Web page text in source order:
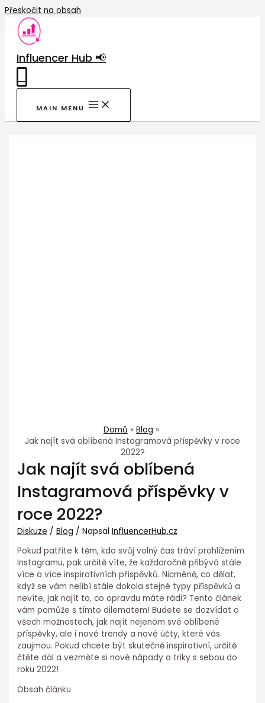
Přeskočit na obsah
Influencer Hub 📢
MAIN MENU
Domů
Blog
Jak najít svá oblíbená Instagramová příspěvky v roce
2022?
Jak najít svá oblíbená
Instagramová příspěvky v
roce 2022?
Diskuze /Blog / NapsalInfluencerHub.cz
Pokud patříte k těm, kdo svůj volný čas tráví prohlížením
Instagramu, pak určitě víte, že každoročně přibývá stále
více a více inspirativních příspěvků. Nicméně, co dělat,
když se vám nelíbí stále dokola stejné typy příspěvků a
nevíte, jak najít to, co opravdu máte rádi? Tento článek
vám pomůže s tímto dilematem! Budete se dozvídat o
všech možnostech, jak najít nejenom své oblíbené
příspěvky, ale i nové trendy a nové účty, které vás
zaujmou. Pokud chcete být skutečně inspirativní, určitě
čtěte dál a vezměte si nové nápady a triky s sebou do
roku 2022!
Obsah článku